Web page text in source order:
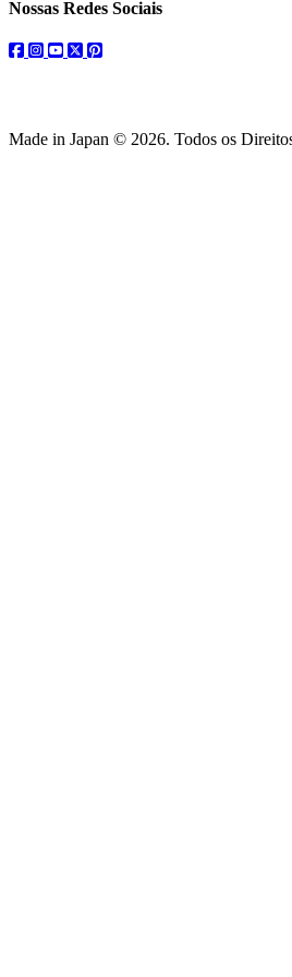
Nossas Redes Sociais
facebook
instagram
youtube
twitterpinterest
Made in Japan © 2026. Todos os